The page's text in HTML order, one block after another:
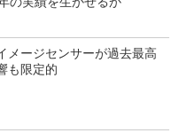
メージセンサーが過去最高
も限定的